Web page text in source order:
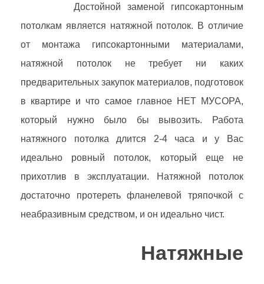
Достойной заменой гипсокартонным
потолкам является натяжной потолок. В отличие
от монтажа гипсокартонными материалами,
натяжной потолок не требует ни каких
предварительных закупок материалов, подготовок
в квартире и что самое главное НЕТ МУСОРА,
который нужно было бы вывозить. Работа
натяжного потолка длится 2-4 часа и у Вас
идеально ровный потолок, который еще не
прихотлив в эксплуатации. Натяжной потолок
достаточно протереть фланелевой тряпочкой с
неабразивным средством, и он идеально чист.
Натяжные